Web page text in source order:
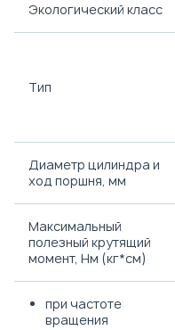
Экологический класс
Тип
Диаметр цилиндра и
ход поршня, мм
Максимальный
полезный крутящий
момент, Нм (кг*см)
при частоте
вращения